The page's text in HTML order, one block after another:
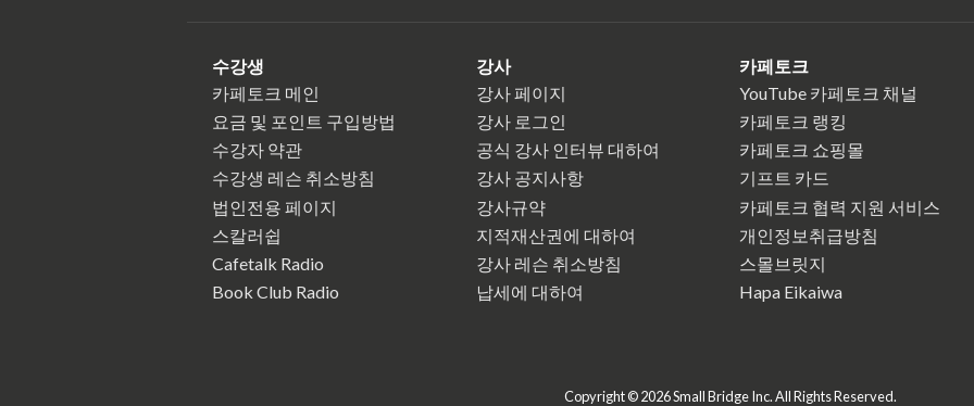
수강생
카페토크 메인
요금 및 포인트 구입방법
수강자 약관
수강생 레슨 취소방침
법인전용 페이지
스칼러쉽
Cafetalk Radio
Book Club Radio
강사
강사 페이지
강사 로그인
공식 강사 인터뷰 대하여
강사 공지사항
강사규약
지적재산권에 대하여
강사 레슨 취소방침
납세에 대하여
카페토크
YouTube 카페토크 채널
카페토크 랭킹
카페토크 쇼핑몰
기프트 카드
카페토크 협력 지원 서비스
개인정보취급방침
스몰브릿지
Hapa Eikaiwa
Copyright © 2026 Small Bridge Inc. All Rights Reserved.